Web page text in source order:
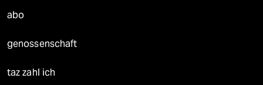
abo
genossenschaft
taz zahl ich